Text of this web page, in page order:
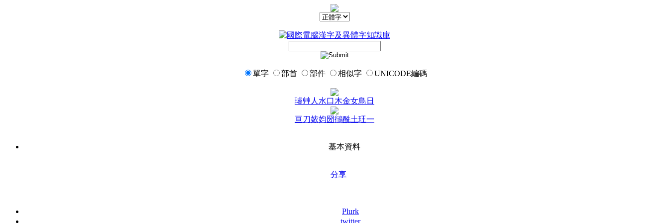
單字 部首 部件 相似字 UNICODE編碼
璿艸 人 水口木金女鳥 日
亘刀㛄㚬圀鴴酰土玨一
基本資料
分享
Plurk
twitter